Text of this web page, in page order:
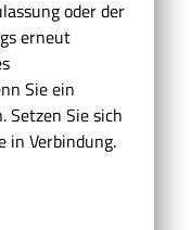
oder der
erneut
Sieein
Setzen Sie sich
in Verbindung.